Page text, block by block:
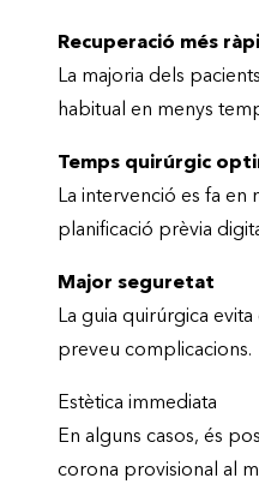
Recuperació més
La majoria dels
habitual en menys
Temps quirúrgic
La intervenció es fa en
planificació prèvia
Major seguretat
La guia quirúrgica
preveu complicacions.
Estètica immediata
En alguns casos, és
corona provisional al